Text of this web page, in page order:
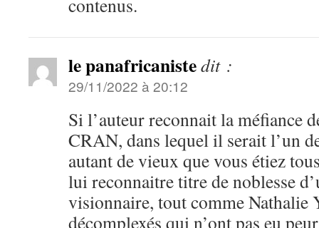
contenus.
le panafricanistedit :
29/11/2022 à 20:12
Si l’auteur reconnait la méfiance
CRAN, dans lequel il serait l’un
autant de vieux que vous étiez
lui reconnaitre titre de noblesse
visionnaire, tout comme Nathalie
décomplexés qui n’ont pas eu